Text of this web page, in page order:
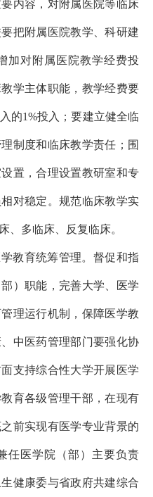
内容，对附属医院等临床
把附属医院教学、科研建
加对附属医院教学经费投
学主体职能，教学经费要
的1%投入；要建立健全临
制度和临床教学责任；围
置，合理设置教研室和专
对稳定。规范临床教学实
、多临床、反复临床。
教育统筹管理。督促和指
）职能，完善大学、医学
理运行机制，保障医学教
中医药管理部门要强化协
支持综合性大学开展医学
育各级管理干部，在现有
前实现有医学专业背景的
任医学院（部）主要负责
健康委与省政府共建综合